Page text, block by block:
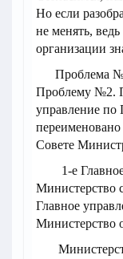
Но если
не менять,
организации
Проблема №1
Проблему №2.
управление по
Совете
1-е Главное
Министерство
Главное
Министерство